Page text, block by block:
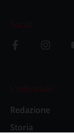
Social
L’editoriale
Redazione
Storia